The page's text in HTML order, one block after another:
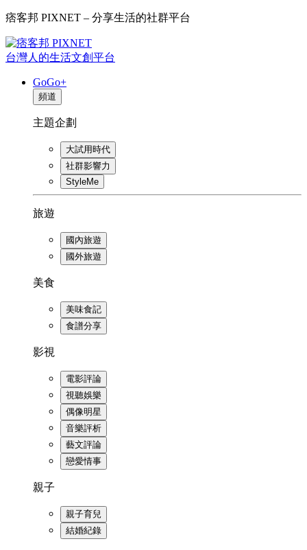
痞客邦 PIXNET – 分享生活的社群平台
台灣人的生活文創平台
GoGo+
頻道
主題企劃
大試用時代
社群影響力
StyleMe
旅遊
國內旅遊
國外旅遊
美食
美味食記
食譜分享
影視
電影評論
視聽娛樂
偶像明星
音樂評析
藝文評論
戀愛情事
親子
親子育兒
結婚紀錄